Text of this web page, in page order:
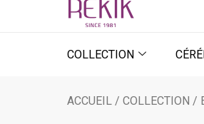
COLLECTION
ACCUEIL /COLLECTION /